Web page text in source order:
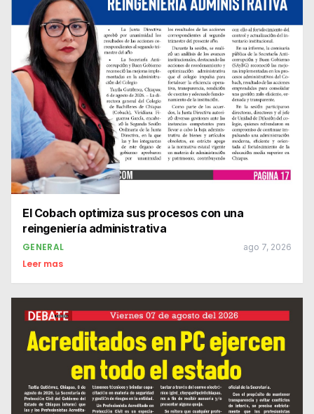
El Cobach optimiza sus procesos con una
reingeniería administrativa
GENERAL ago 7, 2026
Leer mas